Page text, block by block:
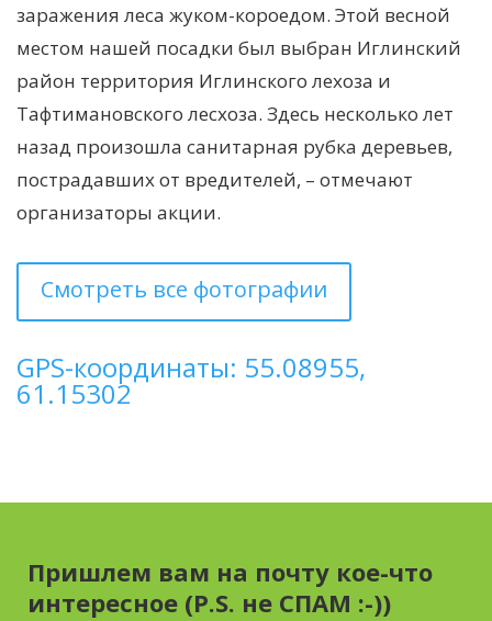
заражения леса жуком-короедом. Этой весной
местом нашей посадки был выбран Иглинский
район территория Иглинского лехоза и
Тафтимановского лесхоза. Здесь несколько лет
назад произошла санитарная рубка деревьев,
пострадавших от вредителей, – отмечают
организаторы акции.
Смотреть все фотографии
GPS-координаты: 55.08955,
61.15302
Пришлем вам на почту кое-что
интересное (P.S. не СПАМ :-))